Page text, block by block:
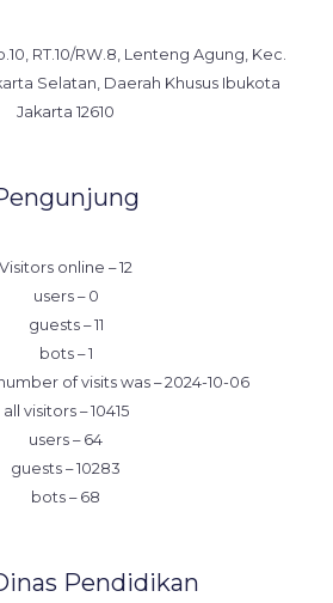
RT.10/RW.8, Lenteng Agung, Kec.
Selatan, Daerah Khusus Ibukota
Jakarta 12610
Visitors online – 12
users – 0
guests – 11
bots – 1
of visits was – 2024-10-06
all visitors – 10415
users – 64
guests – 10283
bots – 68
Pendidikan